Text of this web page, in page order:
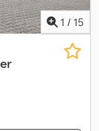
1 / 15